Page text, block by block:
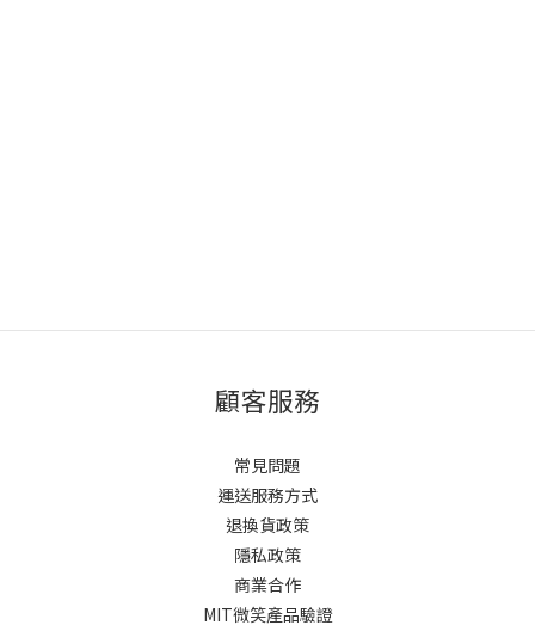
顧客服務
常見問題
運送服務方式
退換貨政策
隱私政策
商業合作
MIT微笑產品驗證